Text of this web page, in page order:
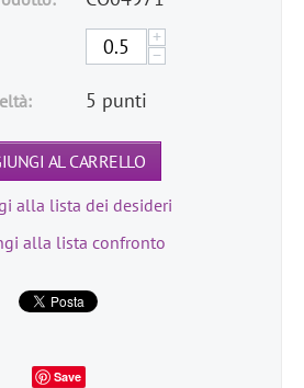
+
−
5 punti
AL CARRELLO
alla lista dei desideri
alla lista confronto
Save